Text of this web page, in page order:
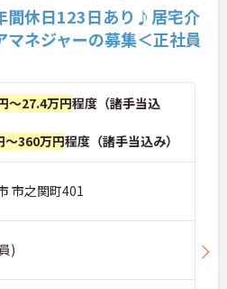
間休日123日あり♪居宅介
ネジャーの募集＜正社員
～27.4万円程度（諸手当込
～360万円程度（諸手当込み）
市之関町401
)